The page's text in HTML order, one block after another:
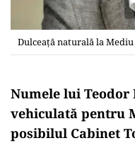
Dulceață naturală la Mediu
Numele lui
vehiculată pentru
posibilul Cabinet